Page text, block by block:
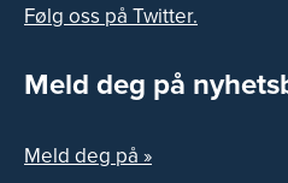
Følg oss på Twitter.
Meld deg på
Meld deg på »